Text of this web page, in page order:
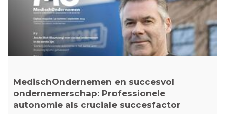
MedischOndernemen en succesvol
ondernemerschap: Professionele
autonomie als cruciale succesfactor